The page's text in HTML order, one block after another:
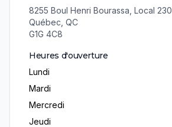
8255 Boul Henri Bourassa, Local 230
Québec QC
G1G 4C8
Heures d'ouverture
Lundi
Mardi
Mercredi
Jeudi